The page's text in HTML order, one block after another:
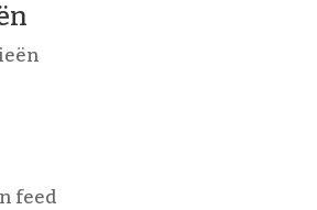
feed